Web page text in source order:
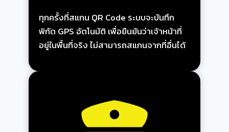
ทุกครั้งที่สแกน QR Code ระบบจะบันทึก
พิกัด GPS อัตโนมัติ เพื่อยืนยันว่าเจ้าหน้าที่
อยู่ในพื้นที่จริง ไม่สามารถสแกนจากที่อื่นได้